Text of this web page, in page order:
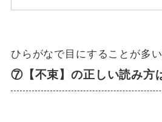
ひらがなで目にすることが多
⑦【不束】の正しい読み方